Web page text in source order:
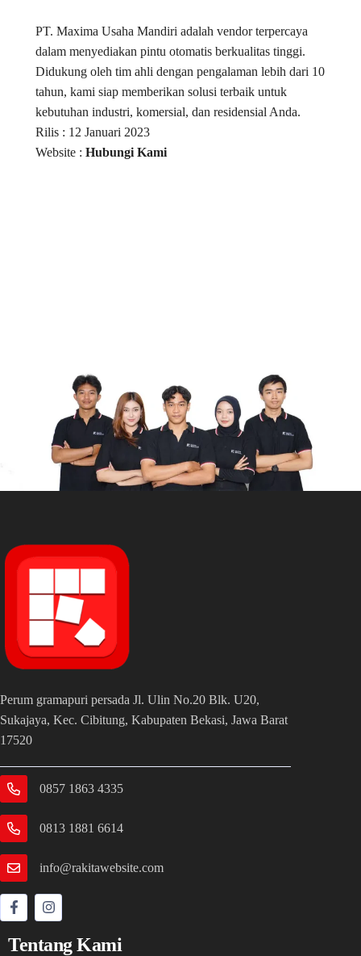
PT. Maxima Usaha Mandiri adalah vendor terpercaya
dalam menyediakan pintu otomatis berkualitas tinggi.
Didukung oleh tim ahli dengan pengalaman lebih dari 10
tahun, kami siap memberikan solusi terbaik untuk
kebutuhan industri, komersial, dan residensial Anda.
Rilis : 12 Januari 2023
Website : Hubungi Kami
Perum gramapuri persada Jl. Ulin No.20 Blk. U20,
Sukajaya, Kec. Cibitung, Kabupaten Bekasi, Jawa Barat
17520
0857 1863 4335
0813 1881 6614
info@rakitawebsite.com
Tentang Kami